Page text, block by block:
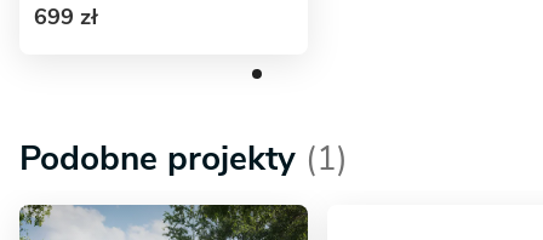
699 zł
Podobne projekty (1)